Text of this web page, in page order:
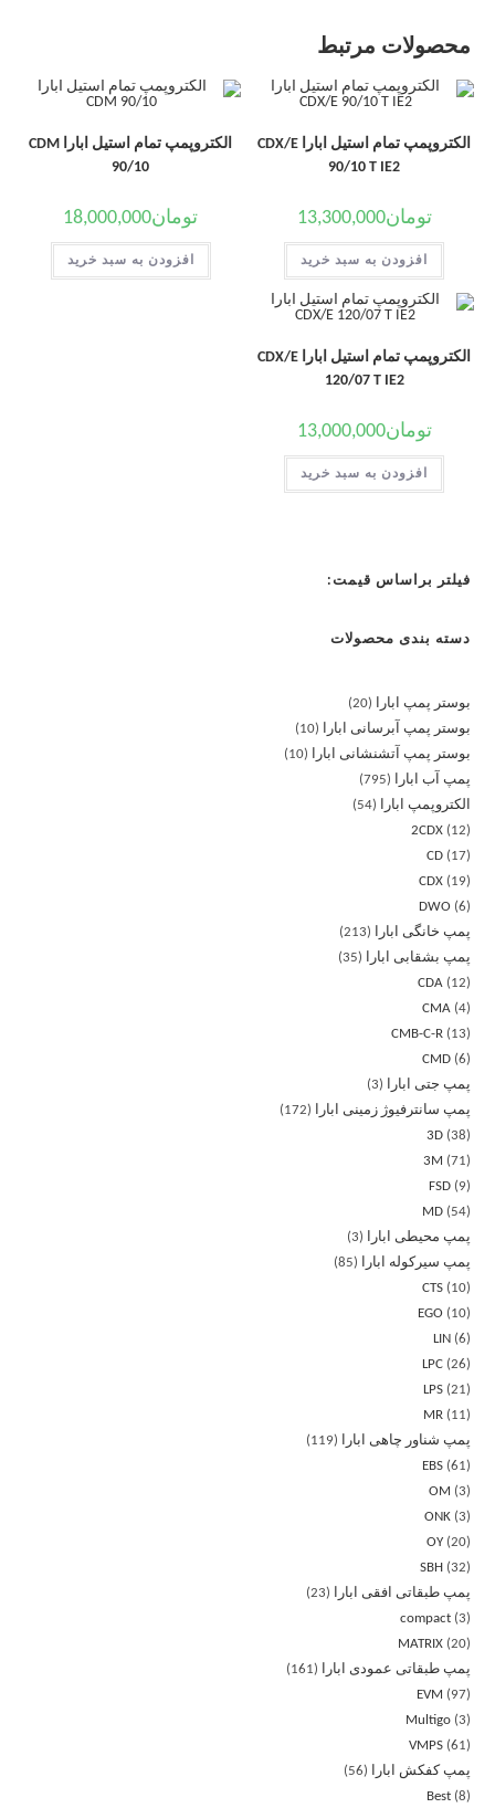
محصولات مرتبط
الکتروپمپ تمام استیل ابارا CDX/E
90/10 T IE2
تومان13,300,000
افزودن به سبد خرید
الکتروپمپ تمام استیل ابارا CDM
90/10
تومان18,000,000
افزودن به سبد خرید
الکتروپمپ تمام استیل ابارا CDX/E
120/07 T IE2
تومان13,000,000
افزودن به سبد خرید
فیلتر براساس قیمت:
دسته بندی محصولات
بوستر پمپ ابارا
20
بوستر پمپ آبرسانی ابارا
10
بوستر پمپ آتشنشانی ابارا
10
پمپ آب ابارا
795
الکتروپمپ ابارا
54
2CDX
12
CD
17
CDX
19
DWO
6
پمپ خانگی ابارا
213
پمپ بشقابی ابارا
35
CDA
12
CMA 4
CMB-C-R
13
CMD 6
پمپ جتی ابارا
3
پمپ سانترفیوژ زمینی ابارا
172
3D 38
3M
71
FSD
9
MD
54
پمپ محیطی ابارا
3
پمپ سیرکوله ابارا
85
CTS
10
EGO
10
LIN 6
LPC 26
LPS 21
MR
11
پمپ شناور چاهی ابارا
119
EBS 61
OM
3
ONK 3
OY 20
SBH 32
پمپ طبقاتی افقی ابارا
23
compact 3
MATRIX 20
پمپ طبقاتی عمودی ابارا
161
EVM
97
Multigo 3
VMPS 61
پمپ کفکش ابارا
56
Best 8